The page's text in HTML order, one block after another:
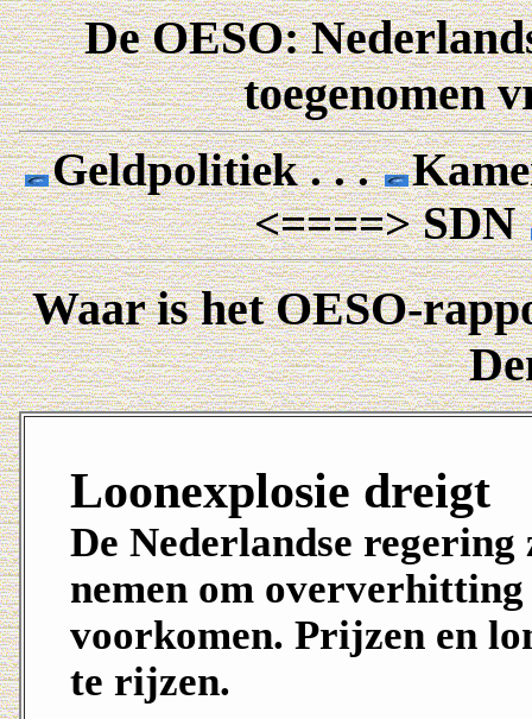
De OESO:
toegenomen
Geldpolitiek . . .
<====> SDN
Waar is het OESO-
Loonexplosie dreigt
De Nederlandse regering
nemen om oververhitting
voorkomen. Prijzen en
te rijzen.